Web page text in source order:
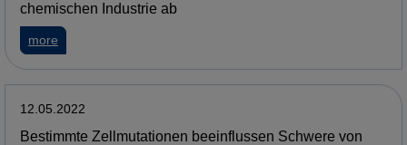
chemischen Industrie ab
more
12.05.2022
Bestimmte Zellmutationen beeinflussen Schwere von